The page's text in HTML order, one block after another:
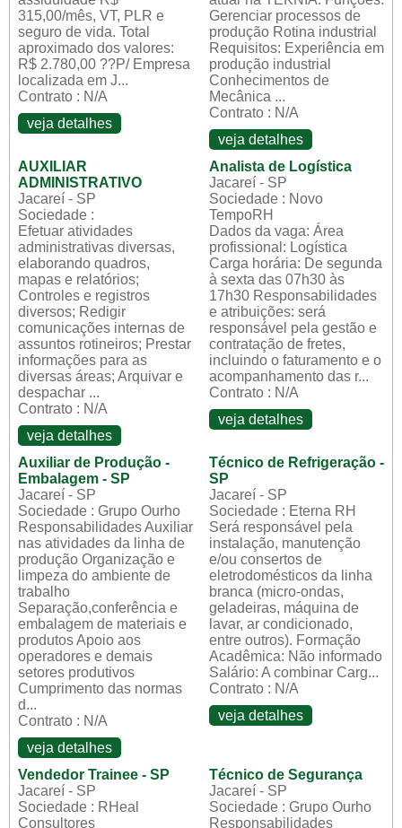
315,00/mês, VT, PLR e
seguro de vida. Total
aproximado dos valores:
R$ 2.780,00 ??P/ Empresa
localizada em J...
Contrato : N/A
veja detalhes
Gerenciar processos de
produção Rotina industrial
Requisitos: Experiência em
produção industrial
Conhecimentos de
Mecânica ...
Contrato : N/A
veja detalhes
AUXILIAR
ADMINISTRATIVO
Jacareí - SP
Sociedade :
Efetuar atividades
administrativas diversas,
elaborando quadros,
mapas e relatórios;
Controles e registros
diversos; Redigir
comunicações internas de
assuntos rotineiros; Prestar
informações para as
diversas áreas; Arquivar e
despachar ...
Contrato : N/A
veja detalhes
Analista de Logística
Jacareí - SP
Sociedade : Novo
TempoRH
Dados da vaga: Área
profissional: Logística
Carga horária: De segunda
à sexta das 07h30 às
17h30 Responsabilidades
e atribuições: será
responsável pela gestão e
contratação de fretes,
incluindo o faturamento e o
acompanhamento das r...
Contrato : N/A
veja detalhes
Auxiliar de Produção -
Embalagem - SP
Jacareí - SP
Sociedade : Grupo Ourho
Responsabilidades Auxiliar
nas atividades da linha de
produção Organização e
limpeza do ambiente de
trabalho
Separação,conferência e
embalagem de materiais e
produtos Apoio aos
operadores e demais
setores produtivos
Cumprimento das normas
d...
Contrato : N/A
veja detalhes
Técnico de Refrigeração -
SP
Jacareí - SP
Sociedade : Eterna RH
Será responsável pela
instalação, manutenção
e/ou consertos de
eletrodomésticos da linha
branca (micro-ondas,
geladeiras, máquina de
lavar, ar condicionado,
entre outros). Formação
Acadêmica: Não informado
Salário: A combinar Carg...
Contrato : N/A
veja detalhes
Vendedor Trainee - SP
Jacareí - SP
Sociedade : RHeal
Consultores
Técnico de Segurança
Jacareí - SP
Sociedade : Grupo Ourho
Responsabilidades